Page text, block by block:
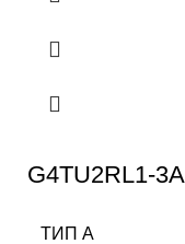
G4TU2RL1-3A
ТИП А